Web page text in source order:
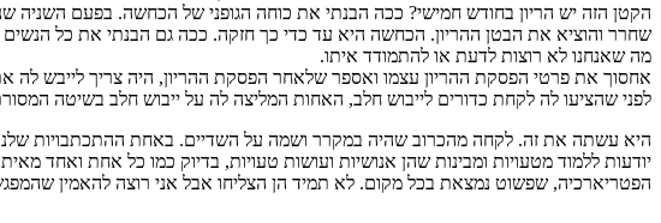
הקטן הזה יש הריון בחודש חמישי? ככה הבנתי את כוחה הגופני של הכחשה. בפעם השניה
שחרר והוציא את הבטן ההריון. הכחשה היא עד כדי כך חזקה. ככה גם הבנתי את כל הנשים
מה שאנחנו לא רוצות לדעת או להתמודד איתו.
אחסוך את פרטי הפסקת ההריון עצמו ואספר שלאחר הפסקת ההריון, היה צריך לייבש
לפני שהציעו לה לקחת כדורים לייבוש חלב, האחות המליצה לה על ייבוש חלב בשיטה
היא עשתה את זה. לקחה מהכרוב שהיה במקרר ושמה על השדיים. באחת ההתכתבויות
יודעות ללמוד מטעויות ומבינות שהן אנושיות ועושות טעויות, בדיוק כמו כל אחת ואחד
הפטריארכיה, שפשוט נמצאת בכל מקום. לא תמיד הן הצליחו אבל אני רוצה להאמין